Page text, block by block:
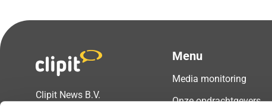
Clipit News B.V.
Menu
Media monitoring
Onze opdrachtgevers